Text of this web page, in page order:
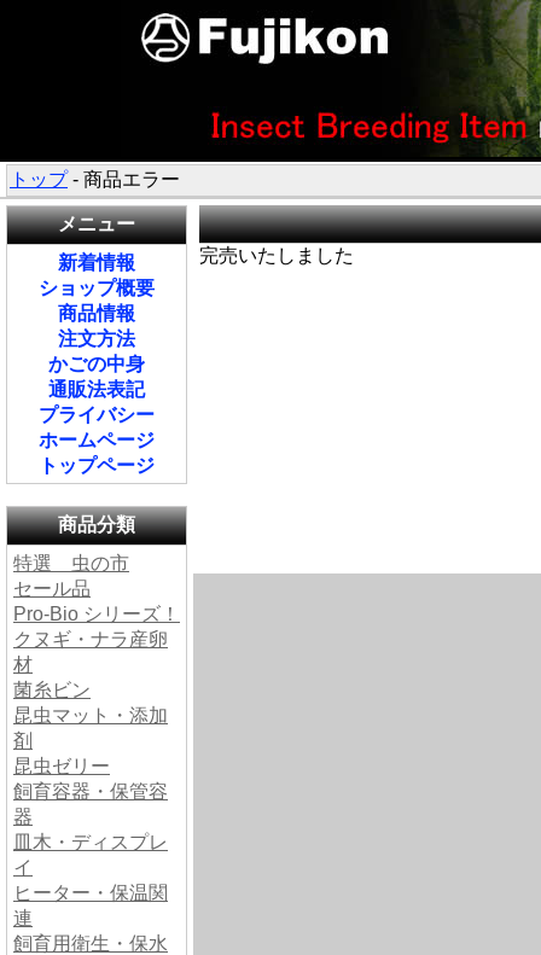
トップ- 商品エラー
メニュー
新着情報
ショップ概要
商品情報
注文方法
かごの中身
通販法表記
プライバシー
ホームページ
トップページ
商品分類
特選 虫の市
セール品
Pro-Bio シリーズ！
クヌギ・ナラ産卵
材
菌糸ビン
昆虫マット・添加
剤
昆虫ゼリー
飼育容器・保管容
器
皿木・ディスプレ
イ
ヒーター・保温関
連
飼育用衛生・保水
完売いたしました